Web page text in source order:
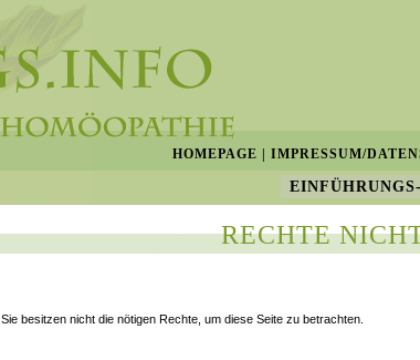
HOMEPAGE IMPRESSUM/
RECHTE
Sie besitzen nicht die nötigen Rechte, um diese Seite zu betrachten.